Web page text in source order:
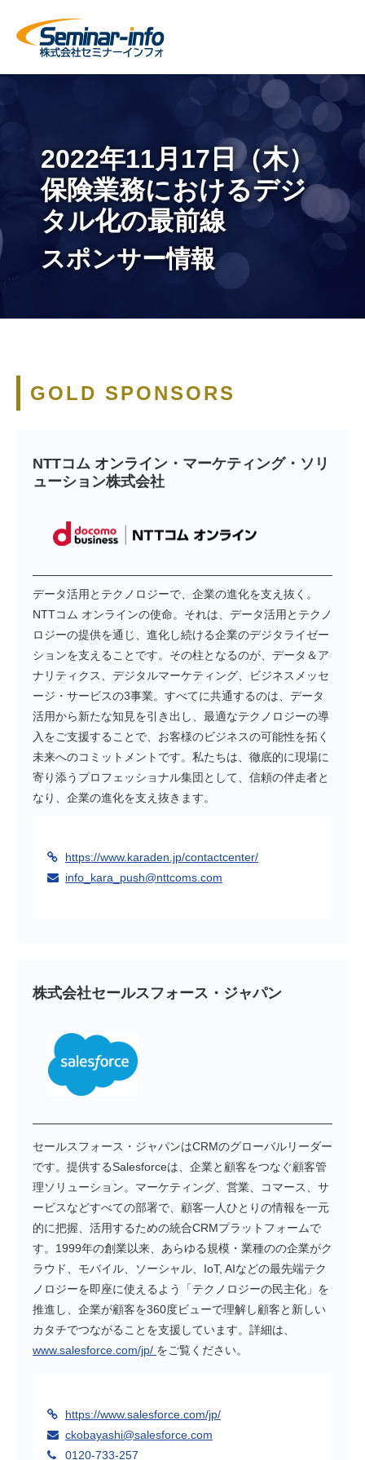
2022年11月17日（木）
保険業務におけるデジ
タル化の最前線
スポンサー情報
GOLD SPONSORS
NTTコム オンライン・マーケティング・ソリ
ューション株式会社
データ活用とテクノロジーで、企業の進化を支え抜く。
NTTコム オンラインの使命。それは、データ活用とテクノ
ロジーの提供を通じ、進化し続ける企業のデジタライゼー
ションを支えることです。その柱となるのが、データ＆ア
ナリティクス、デジタルマーケティング、ビジネスメッセ
ージ・サービスの3事業。すべてに共通するのは、データ
活用から新たな知見を引き出し、最適なテクノロジーの導
入をご支援することで、お客様のビジネスの可能性を拓く
未来へのコミットメントです。私たちは、徹底的に現場に
寄り添うプロフェッショナル集団として、信頼の伴走者と
なり、企業の進化を支え抜きます。
https://www.karaden.jp/contactcenter/
info_kara_push@nttcoms.com
株式会社セールスフォース・ジャパン
セールスフォース・ジャパンはCRMのグローバルリーダー
です。提供するSalesforceは、企業と顧客をつなぐ顧客管
理ソリューション。マーケティング、営業、コマース、サ
ービスなどすべての部署で、顧客一人ひとりの情報を一元
的に把握、活用するための統合CRMプラットフォームで
す。1999年の創業以来、あらゆる規模・業種のの企業がク
ラウド、モバイル、ソーシャル、IoT, AIなどの最先端テク
ノロジーを即座に使えるよう「テクノロジーの民主化」を
推進し、企業が顧客を360度ビューで理解し顧客と新しい
カタチでつながることを支援しています。詳細は、
www.salesforce.com/jp/ をご覧ください。
https://www.salesforce.com/jp/
ckobayashi@salesforce.com
0120-733-257